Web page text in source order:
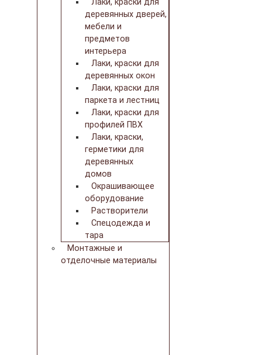
деревянных дверей,
мебели и
предметов
интерьера
Лаки, краски для
деревянных окон
Лаки, краски для
паркета и лестниц
Лаки, краски для
профилей ПВХ
Лаки, краски,
герметики для
деревянных
домов
Окрашивающее
оборудование
Растворители
Спецодежда и
тара
Монтажные и
отделочные материалы